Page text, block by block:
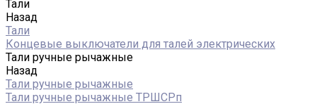
Тали
Назад
Тали
Концевые выключатели для талей электрических
Тали ручные рычажные
Назад
Тали ручные рычажные
Тали ручные рычажные ТРШСРп